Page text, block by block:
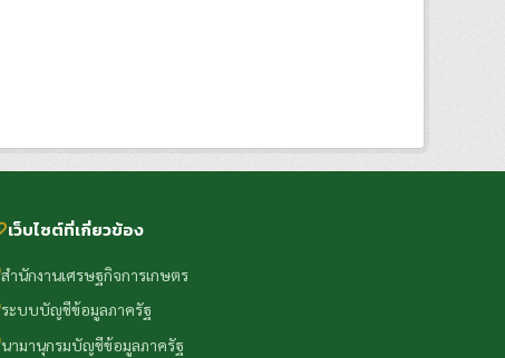
เว็บไซต์ที่เกี่ยวข้อง
สำนักงานเศรษฐกิจการเกษตร
ระบบบัญชีข้อมูลภาครัฐ
นามานุกรมบัญชีข้อมูลภาครัฐ